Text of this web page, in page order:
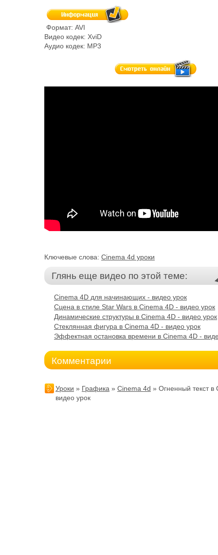
Формат: AVI
Видео кодек: XviD
Аудио кодек: MP3
Ключевые слова: Cinema 4d уроки
Глянь еще видео по этой теме:
Cinema 4D для начинающих - видео урок
Сцена в стиле Star Wars в Cinema 4D - видео урок
Динамические структуры в Cinema 4D - видео урок
Стеклянная фигура в Cinema 4D - видео урок
Эффектная остановка времени в Cinema 4D -
Комментарии
Уроки » Графика » Cinema 4d » Огненный текст в
видео урок